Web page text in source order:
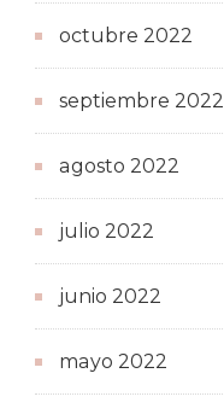
octubre 2022
septiembre 2022
agosto 2022
julio 2022
junio 2022
mayo 2022